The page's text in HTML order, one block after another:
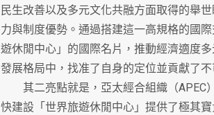
民生改善以及多元文化共融方面取得的舉
力與制度優勢。通過搭建這一高規格的國
遊休閒中心」的國際名片，推動經濟適度
發展格局中，找准了自身的定位並貢獻了不
其二亮點就是，亞太經合組織（APEC
快建設「世界旅遊休閒中心」提供了極其